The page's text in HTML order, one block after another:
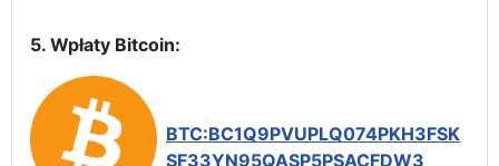
5. Wpłaty Bitcoin:
BTC:BC1Q9PVUPLQ074PKH3FSK
SF33YN95QASP5PSACFDW3